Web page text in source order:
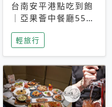
台南安平港點吃到飽
｜亞果薈中餐廳55道
港式料理現點現做，
叉燒烤鴨、乾炒牛河
必吃
輕旅行